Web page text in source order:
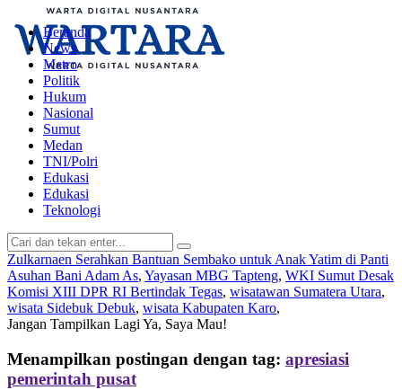
Beranda
News
Metro
Politik
Hukum
Nasional
Sumut
Medan
TNI/Polri
Edukasi
Edukasi
Teknologi
Zulkarnaen Serahkan Bantuan Sembako untuk Anak Yatim di Panti
Asuhan Bani Adam As, Yayasan MBG Tapteng, WKI Sumut Desak
Komisi XIII DPR RI Bertindak Tegas, wisatawan Sumatera Utara,
wisata Sidebuk Debuk, wisata Kabupaten Karo,
Jangan Tampilkan LagiYa, Saya Mau!
Menampilkan postingan dengan tag: apresiasi
pemerintah pusat